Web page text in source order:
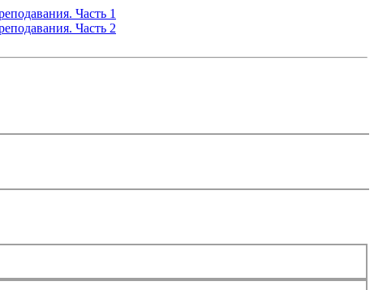
Часть 1
Часть 2